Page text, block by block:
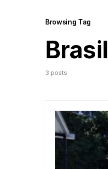
Browsing Tag
Brasil
3 posts